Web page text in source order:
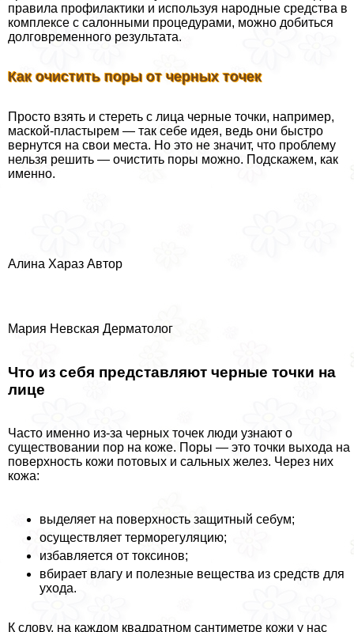
правила профилактики и используя народные средства в
комплексе с салонными процедypaми, можно добиться
долговременного результата.
Как очистить поры от черных точек
Просто взять и стереть с лица черные точки, например,
маской-пластырем — так себе идея, ведь они быстро
вернутся на свои места. Но это не значит, что проблему
нельзя решить — очистить поры можно. Подскажем, как
именно.
Алина Хараз Автор
Мария Невская Дерматолог
Что из себя представляют черные точки на
лице
Часто именно из-за черных точек люди узнают о
существовании пор на коже. Поры — это точки выхода на
поверхность кожи потовых и сальных желез. Через них
кожа:
выделяет на поверхность защитный себум;
осуществляет терморегуляцию;
избавляется от токсинов;
вбирает влагу и полезные вещества из средств для
ухода.
К слову, на каждом квадратном сантиметре кожи у нас